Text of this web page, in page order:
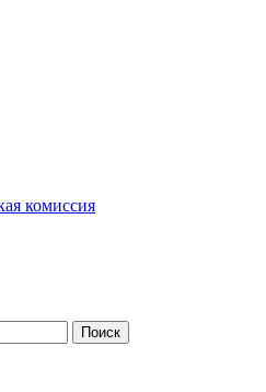
комиссия